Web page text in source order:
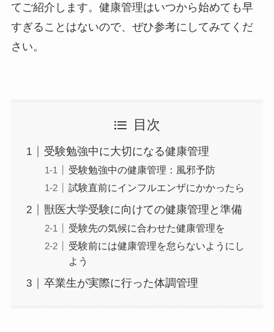
てご紹介します。健康管理はいつから始めても早
すぎることはないので、ぜひ参考にしてみてくだ
さい。
目次
受験勉強中に大切になる健康管理
受験勉強中の健康管理：風邪予防
試験直前にインフルエンザにかかったら
獣医大学受験に向けての健康管理と準備
受験先の気候に合わせた健康管理を
受験前には健康管理を怠らないようにし
よう
卒業生が実際に行った体調管理